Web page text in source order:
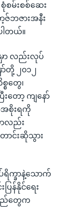
မ်းစစ်ဆေး
ဇ်ဘဇားအနီး
ါတယ်။
ာ လည်းလုပ်
တို့ ၂၀၁၂
တွေ၊
တော့ ကျနော်
အစိုးရကို
ာလည်း
ာင်းဆိုသွား
က္ခာနဲ့သောက်
န်နိုင်ရေး
ည်တွေက